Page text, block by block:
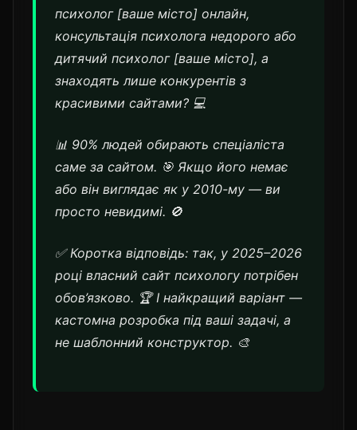
психолог [ваше місто] онлайн,
консультація психолога недорого або
дитячий психолог [ваше місто], а
знаходять лише конкурентів з
красивими сайтами? 💻
📊 90% людей обирають спеціаліста
саме за сайтом. 🎯 Якщо його немає
або він виглядає як у 2010-му — ви
просто невидимі. 🚫
✅ Коротка відповідь: так, у 2025–2026
році власний сайт психологу потрібен
обов’язково. 🏆 І найкращий варіант —
кастомна розробка під ваші задачі, а
не шаблонний конструктор. 🎨